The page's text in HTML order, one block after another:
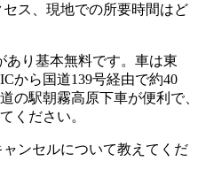
ス、現地での所要時間はど
あり基本無料です。車は東
から国道139号経由で約40
の駅朝霧高原下車が便利で、
ください。
ンセルについて教えてくだ